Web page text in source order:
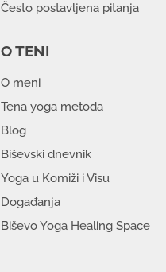
Često postavljena pitanja
O TENI
O meni
Tena yoga metoda
Blog
Biševski dnevnik
Yoga u Komiži i Visu
Događanja
Biševo Yoga Healing Space